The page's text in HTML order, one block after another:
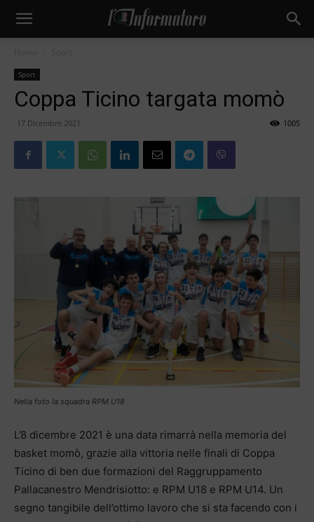
Sport
Coppa Ticino targata momò
17 Dicembre 2021 1005
Nella foto la squadra RPM U18
L’8 dicembre 2021 è una data rimarrà nella memoria del
basket momò, grazie alla vittoria nelle finali di Coppa
Ticino di ben due formazioni del Raggruppamento
Pallacanestro Mendrisiotto: e RPM U18 e RPM U14. Un
segno tangibile dell’ottimo lavoro che si sta facendo con i